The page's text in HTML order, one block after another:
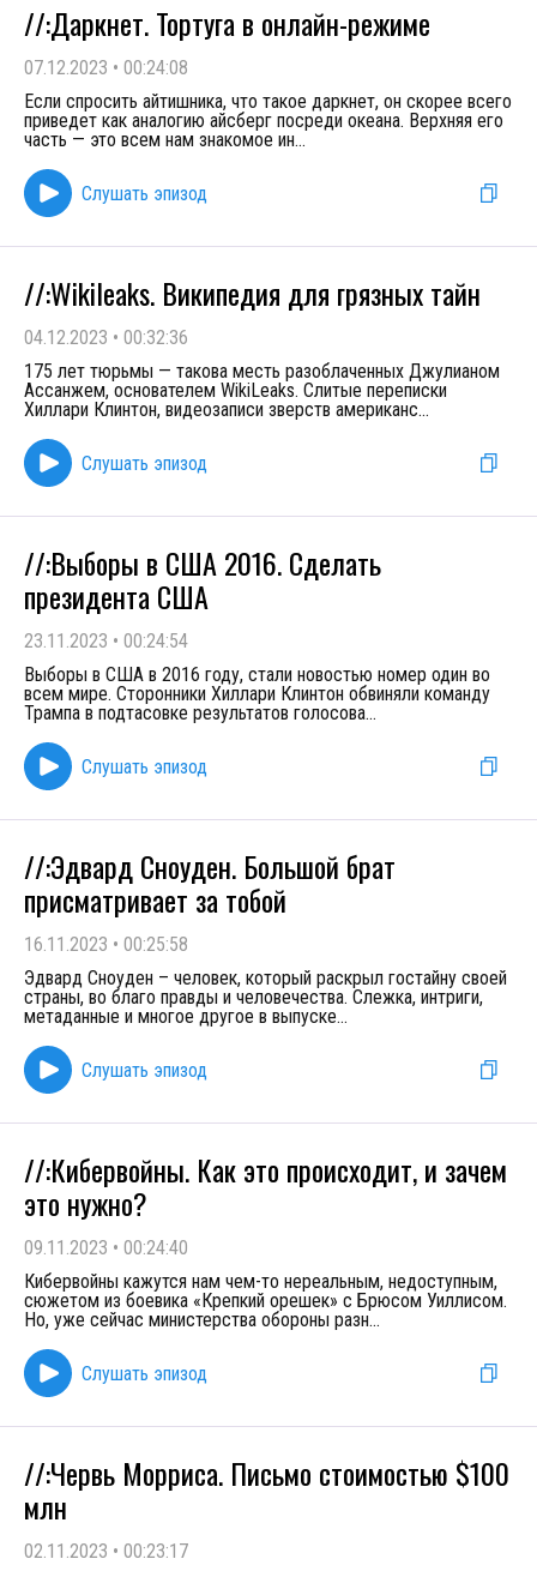
//:Даркнет. Тортуга в онлайн-режиме
07.12.2023 • 00:24:08
Если спросить айтишника, что такое даркнет, он скорее всего
приведет как аналогию айсберг посреди океана. Верхняя его
часть — это всем нам знакомое ин...
Слушать эпизод
//:Wikileaks. Википедия для грязных тайн
04.12.2023 • 00:32:36
175 лет тюрьмы — такова месть разоблаченных Джулианом
Ассанжем, основателем WikiLeaks. Слитые переписки
Хиллари Клинтон, видеозаписи зверств американс...
Слушать эпизод
//:Выборы в США 2016. Сделать
президента США
23.11.2023 • 00:24:54
Выборы в США в 2016 году, стали новостью номер один во
всем мире. Сторонники Хиллари Клинтон обвиняли команду
Трампа в подтасовке результатов голосова...
Слушать эпизод
//:Эдвард Сноуден. Большой брат
присматривает за тобой
16.11.2023 • 00:25:58
Эдвард Сноуден – человек, который раскрыл гостайну своей
страны, во благо правды и человечества. Слежка, интриги,
метаданные и многое другое в выпуске...
Слушать эпизод
//:Кибервойны. Как это происходит, и зачем
это нужно?
09.11.2023 • 00:24:40
Кибервойны кажутся нам чем-то нереальным, недоступным,
сюжетом из боевика «Крепкий орешек» с Брюсом Уиллисом.
Но, уже сейчас министерства обороны разн...
Слушать эпизод
//:Червь Морриса. Письмо стоимостью $100
млн
02.11.2023 • 00:23:17